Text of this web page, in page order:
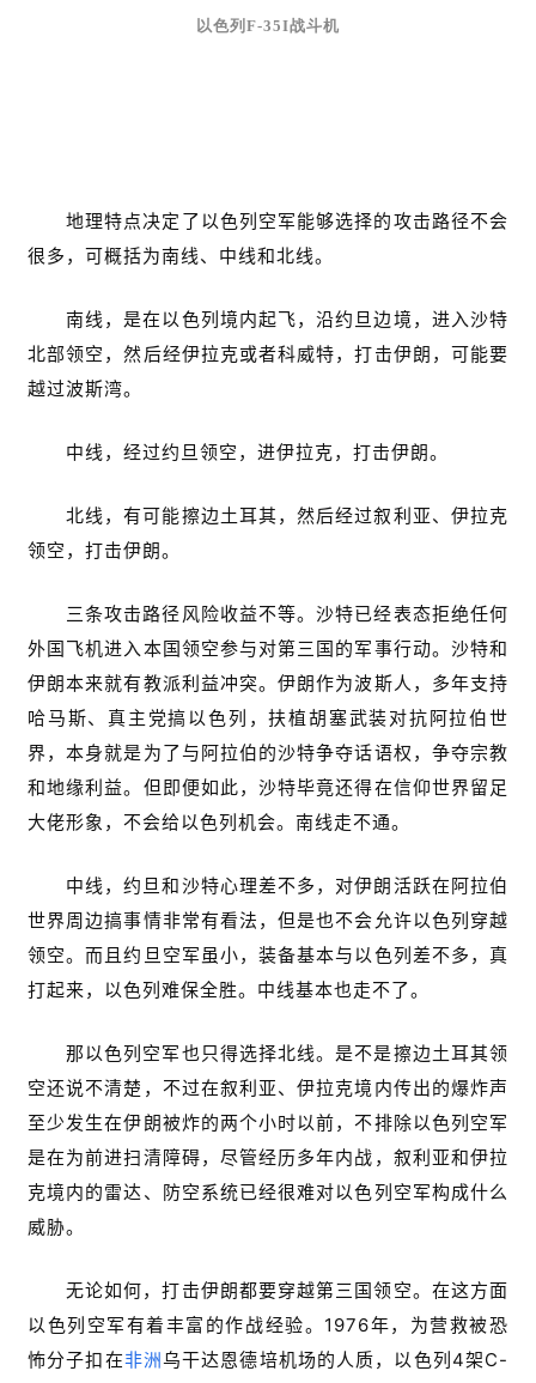
以色列F-35I战斗机
地理特点决定了以色列空军能够选择的攻击路径不会
很多，可概括为南线、中线和北线。
南线，是在以色列境内起飞，沿约旦边境，进入沙特
北部领空，然后经伊拉克或者科威特，打击伊朗，可能要
越过波斯湾。
中线，经过约旦领空，进伊拉克，打击伊朗。
北线，有可能擦边土耳其，然后经过叙利亚、伊拉克
领空，打击伊朗。
三条攻击路径风险收益不等。沙特已经表态拒绝任何
外国飞机进入本国领空参与对第三国的军事行动。沙特和
伊朗本来就有教派利益冲突。伊朗作为波斯人，多年支持
哈马斯、真主党搞以色列，扶植胡塞武装对抗阿拉伯世
界，本身就是为了与阿拉伯的沙特争夺话语权，争夺宗教
和地缘利益。但即便如此，沙特毕竟还得在信仰世界留足
大佬形象，不会给以色列机会。南线走不通。
中线，约旦和沙特心理差不多，对伊朗活跃在阿拉伯
世界周边搞事情非常有看法，但是也不会允许以色列穿越
领空。而且约旦空军虽小，装备基本与以色列差不多，真
打起来，以色列难保全胜。中线基本也走不了。
那以色列空军也只得选择北线。是不是擦边土耳其领
空还说不清楚，不过在叙利亚、伊拉克境内传出的爆炸声
至少发生在伊朗被炸的两个小时以前，不排除以色列空军
是在为前进扫清障碍，尽管经历多年内战，叙利亚和伊拉
克境内的雷达、防空系统已经很难对以色列空军构成什么
威胁。
无论如何，打击伊朗都要穿越第三国领空。在这方面
以色列空军有着丰富的作战经验。1976年，为营救被恐
怖分子扣在非洲乌干达恩德培机场的人质，以色列4架C-